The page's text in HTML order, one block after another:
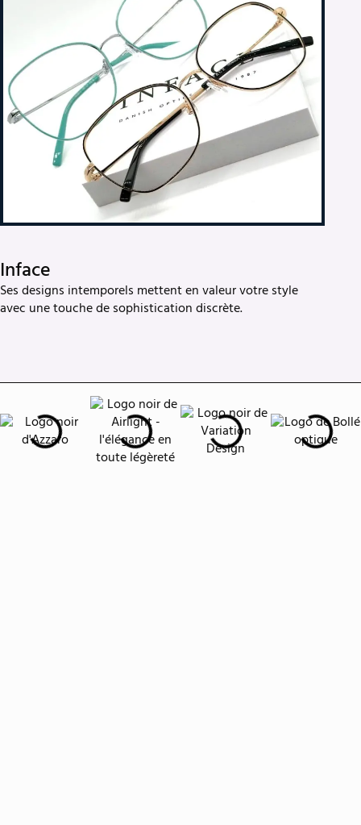
Inface
Ses designs intemporels mettent en valeur votre style
avec une touche de sophistication discrète.